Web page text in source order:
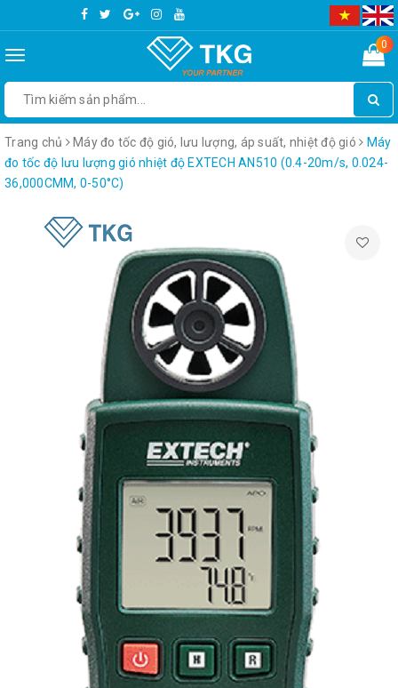
Toggle
0
Trang chủ Máy đo tốc độ gió, lưu lượng, áp suất, nhiệt độ gió
Máy
đo tốc độ lưu lượng gió nhiệt độ EXTECH AN510 (0.4-20m/s, 0.024-
36,000CMM, 0-50°C)